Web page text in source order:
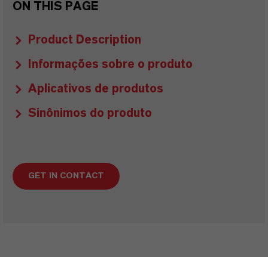
ON THIS PAGE
Product Description
Informações sobre o produto
Aplicativos de produtos
Sinônimos do produto
GET IN CONTACT